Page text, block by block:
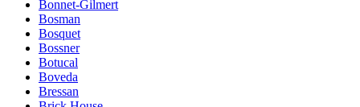
Bonnet-Gilmert
Bosman
Bosquet
Bossner
Botucal
Boveda
Bressan